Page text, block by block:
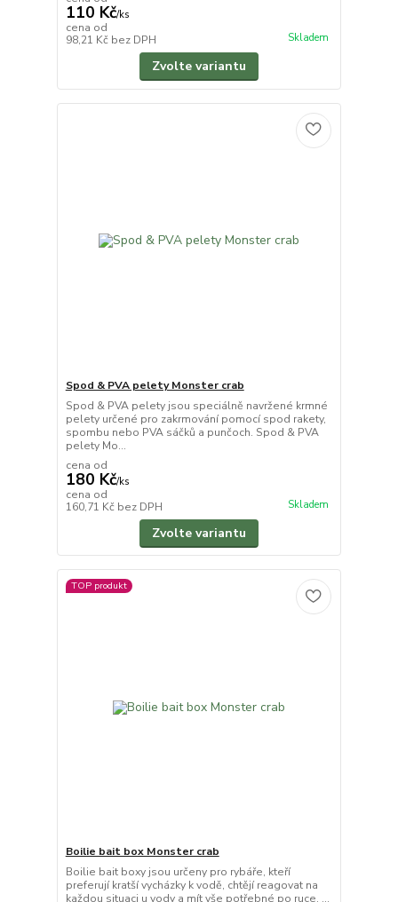
110 Kč/ks
cena od
98,21 Kč bez DPH Skladem
Zvolte variantu
Spod & PVA pelety Monster crab
Spod & PVA pelety jsou speciálně navržené krmné
pelety určené pro zakrmování pomocí spod rakety,
spombu nebo PVA sáčků a punčoch. Spod & PVA
pelety Mo...
cena od
180 Kč/ks
cena od
160,71 Kč bez DPH Skladem
Zvolte variantu
TOP produkt
Boilie bait box Monster crab
Boilie bait boxy jsou určeny pro rybáře, kteří
preferují kratší vycházky k vodě, chtějí reagovat na
každou situaci u vody a mít vše potřebné po ruce. ...